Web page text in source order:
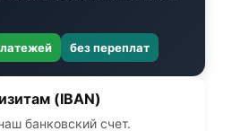
без переплат
(IBAN)
банковский счет.